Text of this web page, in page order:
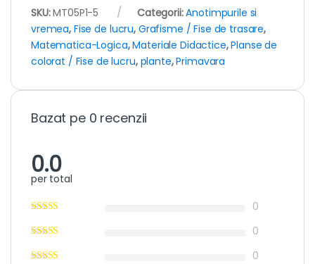
SKU:MT05P1-5 Categorii:Anotimpurile si
vremea, Fise de lucru, Grafisme / Fise de trasare,
Matematica-Logica,Materiale Didactice,Planse de
colorat / Fise de lucru, plante,Primavara
Bazat pe 0 recenzii
0.0
per total
0
0
0